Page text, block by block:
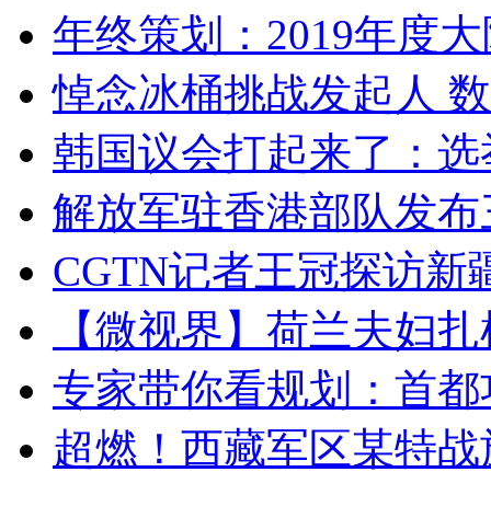
年终策划：2019年度
悼念冰桶挑战发起人
韩国议会打起来了：
解放军驻香港部队发
CGTN记者王冠探访新
【微视界】荷兰夫妇
专家带你看规划：首
超燃！西藏军区某特